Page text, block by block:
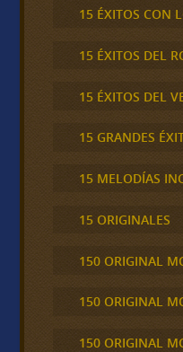
15 ÉXITOS CON
15 ÉXITOS DEL
15 ÉXITOS DEL
15 GRANDES
15 MELODÍAS
15 ORIGINALES
150 ORIGINAL
150 ORIGINAL
150 ORIGINAL